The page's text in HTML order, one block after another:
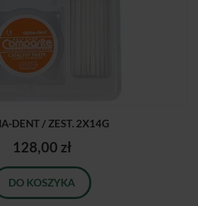
DENT / ZEST. 2X14G
128,00 zł
DO KOSZYKA